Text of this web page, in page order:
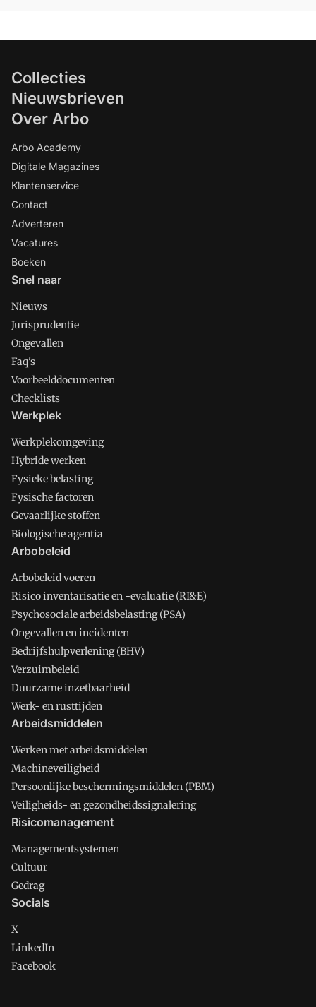
Collecties
Nieuwsbrieven
Over Arbo
Arbo Academy
Digitale Magazines
Klantenservice
Contact
Adverteren
Vacatures
Boeken
Snel naar
Nieuws
Jurisprudentie
Ongevallen
Faq's
Voorbeelddocumenten
Checklists
Werkplek
Werkplekomgeving
Hybride werken
Fysieke belasting
Fysische factoren
Gevaarlijke stoffen
Biologische agentia
Arbobeleid
Arbobeleid voeren
Risico inventarisatie en -evaluatie (RI&E)
Psychosociale arbeidsbelasting (PSA)
Ongevallen en incidenten
Bedrijfshulpverlening (BHV)
Verzuimbeleid
Duurzame inzetbaarheid
Werk- en rusttijden
Arbeidsmiddelen
Werken met arbeidsmiddelen
Machineveiligheid
Persoonlijke beschermingsmiddelen (PBM)
Veiligheids- en gezondheidssignalering
Risicomanagement
Managementsystemen
Cultuur
Gedrag
Socials
X
LinkedIn
Facebook